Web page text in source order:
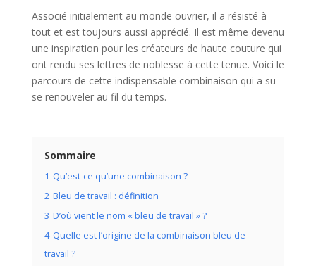
Associé initialement au monde ouvrier, il a résisté à
tout et est toujours aussi apprécié. Il est même devenu
une inspiration pour les créateurs de haute couture qui
ont rendu ses lettres de noblesse à cette tenue. Voici le
parcours de cette indispensable combinaison qui a su
se renouveler au fil du temps.
Sommaire
1 Qu’est-ce qu’une combinaison ?
2 Bleu de travail : définition
3 D’où vient le nom « bleu de travail » ?
4 Quelle est l’origine de la combinaison bleu de
travail ?